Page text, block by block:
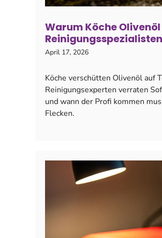
Warum Köche
April 17, 2026
Köche verschütten Olivenöl auf
Reinigungsexperten verraten
und wann der Profi kommen
Flecken.